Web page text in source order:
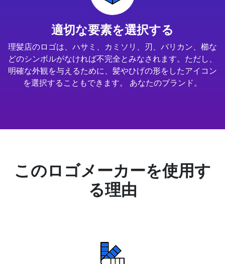
適切な要素を選択する
理髪店のロゴは、ハサミ、カミソリ、刃、バリカン、櫛な
どのシンボルがなければ不完全とみなされます。ただし、
明確な外観を与えるために、髪やひげの形をしたアイコン
を選択することもできます。 あなたのブランド。
このロゴメーカーを使用す
る理由